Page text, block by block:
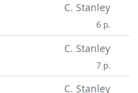
C. Stanley
6 p.
C. Stanley
7 p.
C. Stanley